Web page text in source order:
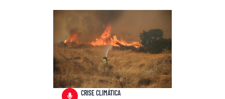
CRISE CLIMÁTICA